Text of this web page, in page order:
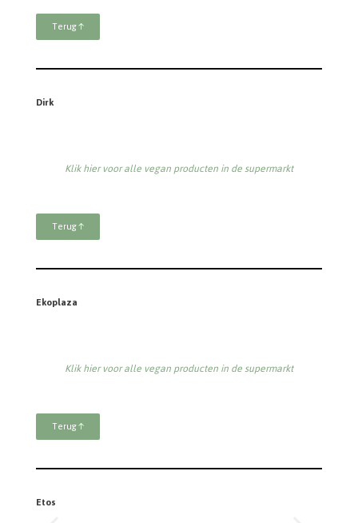
Terug ↑
Dirk
Klik hier voor alle vegan producten in de supermarkt
Terug ↑
Ekoplaza
Klik hier voor alle vegan producten in de supermarkt
Terug ↑
Etos